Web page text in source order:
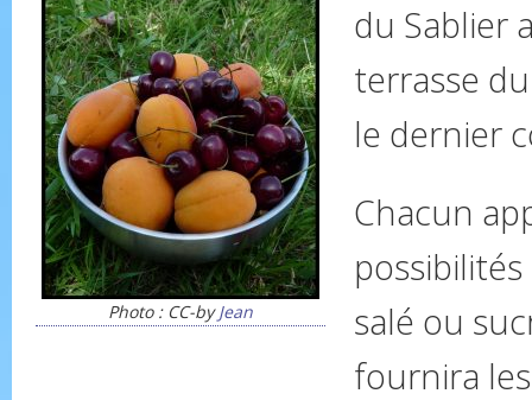
Photo : CC-byJean
du Sablier
terrasse
le dernier
Chacun
salé ou
fournira